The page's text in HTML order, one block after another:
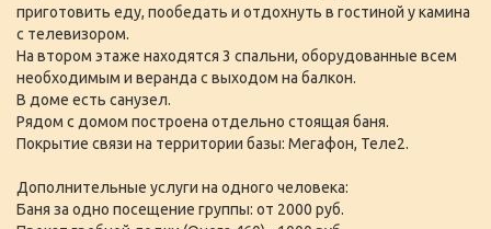
приготовить еду, пообедать и отдохнуть в гостиной у камина
с телевизором.
На втором этаже находятся 3 спальни, оборудованные всем
необходимым и веранда с выходом на балкон.
В доме есть санузел.
Рядом с домом построена отдельно стоящая баня.
Покрытие связи на территории базы: Мегафон, Теле2.
Дополнительные услуги на одного человека:
Баня за одно посещение группы: от 2000 руб.